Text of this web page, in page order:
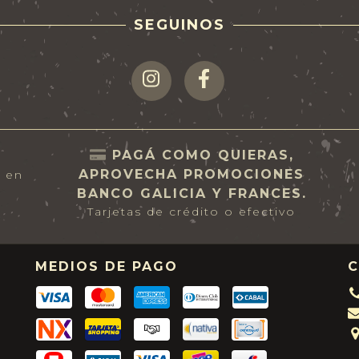
SEGUINOS
en
PAGÁ COMO QUIERAS,
APROVECHA PROMOCIONES
BANCO GALICIA Y FRANCES.
Tarjetas de crédito o efectivo
MEDIOS DE PAGO